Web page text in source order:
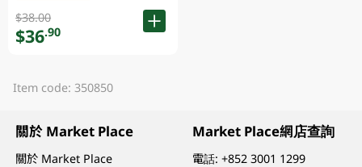
$38.00
$36.90
Item code: 350850
關於 Market Place
關於 Market Place
Market Place網店查詢
電話:+852 3001 1299